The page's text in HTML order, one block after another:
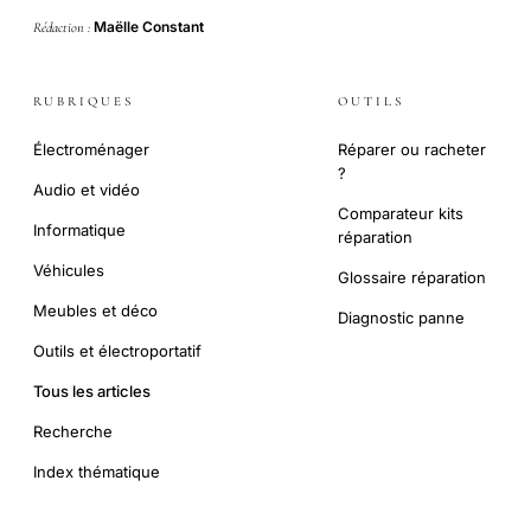
Rédaction : Maëlle Constant
RUBRIQUES
Électroménager
Audio et vidéo
Informatique
Véhicules
Meubles et déco
Outils et électroportatif
Tous les articles
Recherche
Index thématique
OUTILS
Réparer ou racheter
?
Comparateur kits
réparation
Glossaire réparation
Diagnostic panne